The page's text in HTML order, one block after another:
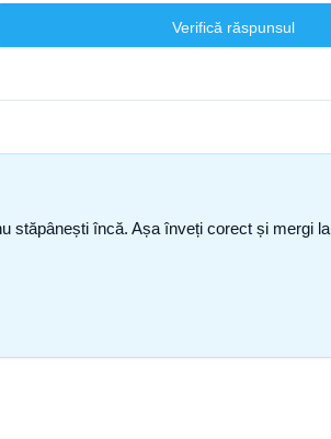
Verifică răspunsul
stăpânești încă. Așa înveți corect și mergi